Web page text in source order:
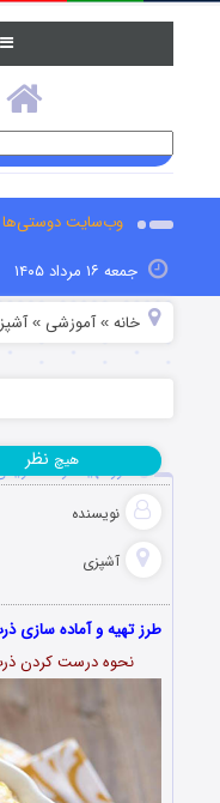
وب‌سایت دوستی‌ها
جمعه ۱۶ مرداد ۱۴۰۵
خانه »آموزشی »
طرز تهیه ذرت
نویسنده
آشپزی
هیچ نظر
طرز تهیه و آماده سازی
نحوه درست کردن